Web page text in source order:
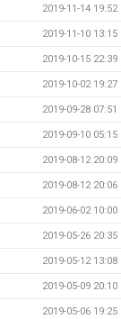
2019-11-14 19:52
2019-11-10 13:15
2019-10-15 22:39
2019-10-02 19:27
2019-09-28 07:51
2019-09-10 05:15
2019-08-12 20:09
2019-08-12 20:06
2019-06-02 10:00
2019-05-26 20:35
2019-05-12 13:08
2019-05-09 20:10
2019-05-06 19:25